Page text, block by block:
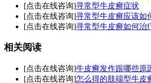
[点击在线咨询]寻常型牛皮癣症状
[点击在线咨询]寻常型牛皮癣应该如
[点击在线咨询]寻常型牛皮癣如何治
相关阅读
[点击在线咨询]牛皮癣发作跟哪些原
[点击在线咨询]怎么得的肢端型牛皮